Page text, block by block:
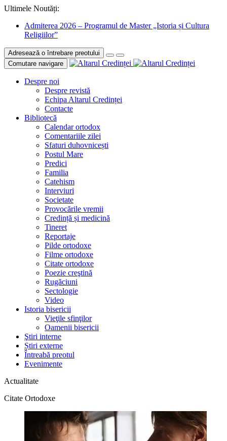
Ultimele Noutăți:
Admiterea 2026 – Programul de Master „Istoria și Cultura
Religiilor”
Adresează o întrebare preotului
Comutare navigare
Despre noi
Despre revistă
Echipa Altarul Credinței
Contacte
Bibliotecă
Calendar ortodox
Comentariile zilei
Sfaturi duhovnicești
Postul Mare
Predici
Familia
Catehism
Interviuri
Societate
Provocările vremii
Credință și medicină
Tineret
Reportaje
Pilde ortodoxe
Filme ortodoxe
Citate ortodoxe
Poezie creştină
Rugăciuni
Sectologie
Video
Istoria bisericii
Vieţile sfinţilor
Oamenii bisericii
Ştiri interne
Știri externe
Întreabă preotul
Evenimente
Actualitate
Citate Ortodoxe